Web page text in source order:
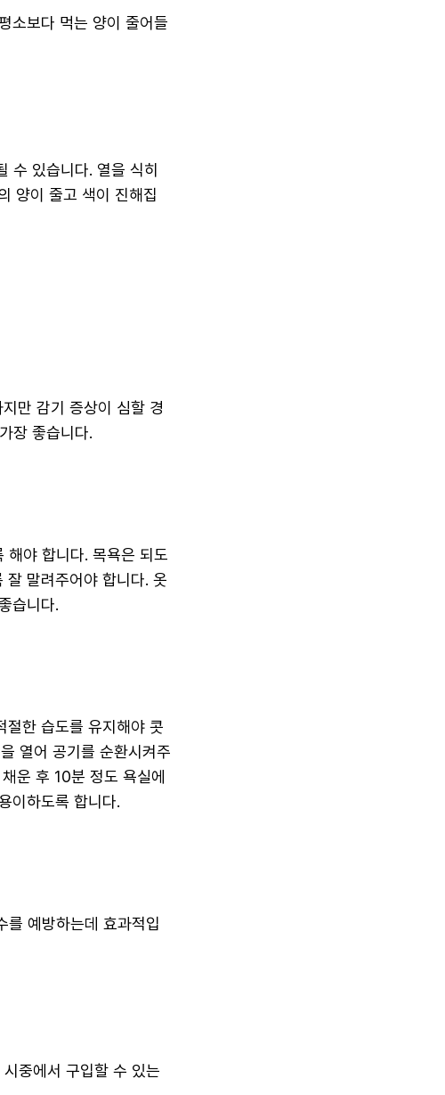
소보다 먹는 양이 줄어들
수 있습니다. 열을 식히
양이 줄고 색이 진해집
만 감기 증상이 심할 경
장 좋습니다.
해야 합니다. 목욕은 되도
말려주어야 합니다. 옷
습니다.
절한 습도를 유지해야 콧
열어 공기를 순환시켜주
운 후 10분 정도 욕실에
이하도록 합니다.
를 예방하는데 효과적입
중에서 구입할 수 있는